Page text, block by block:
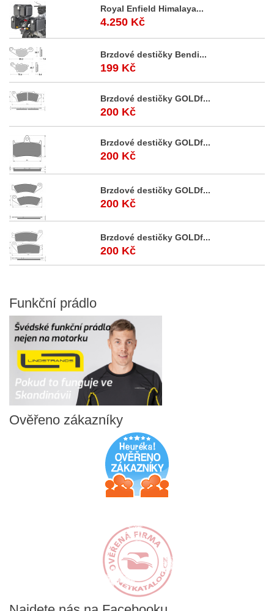
Royal Enfield Himalaya...
4.250 Kč
Brzdové destičky Bendi...
199 Kč
Brzdové destičky GOLDf...
200 Kč
Brzdové destičky GOLDf...
200 Kč
Brzdové destičky GOLDf...
200 Kč
Brzdové destičky GOLDf...
200 Kč
Funkční prádlo
Ověřeno zákazníky